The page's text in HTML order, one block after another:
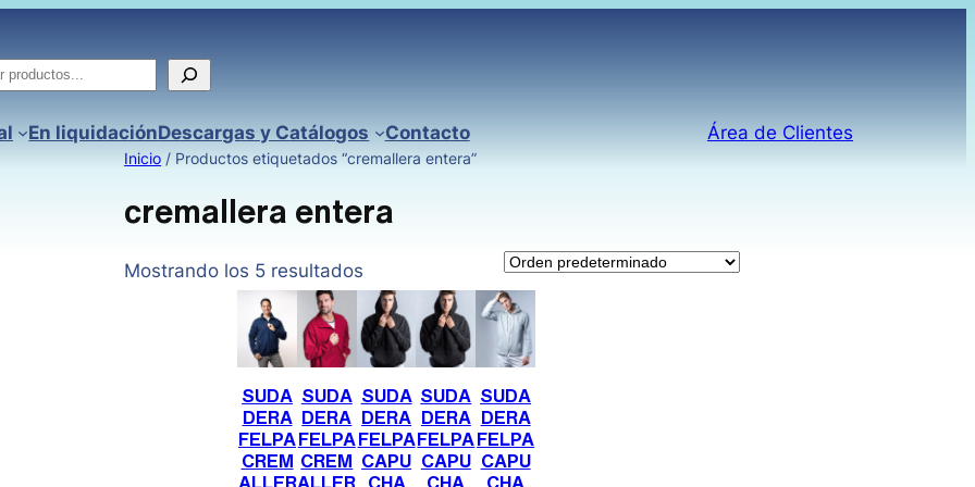
En liquidaciónDescargas y Catálogos Contacto Área de Clientes
Inicio / Productos etiquetados “cremallera entera”
cremallera entera
Mostrando los 5 resultados
SUDA
DERA
FELPA
CREM
ALLER
SUDA
DERA
FELPA
CREM
ALLER
SUDA
DERA
FELPA
CAPU
CHA
SUDA
DERA
FELPA
CAPU
CHA
SUDA
DERA
FELPA
CAPU
CHA